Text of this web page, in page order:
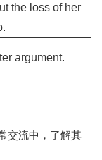
the loss of her
argument.
交流中，了解其